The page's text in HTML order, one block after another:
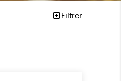
Filtrer